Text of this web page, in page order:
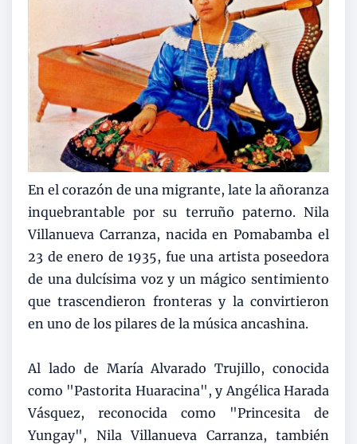
En el corazón de una migrante, late la añoranza
inquebrantable por su terruño paterno. Nila
Villanueva Carranza, nacida en Pomabamba el
23 de enero de 1935, fue una artista poseedora
de una dulcísima voz y un mágico sentimiento
que trascendieron fronteras y la convirtieron
en uno de los pilares de la música ancashina.
Al lado de María Alvarado Trujillo, conocida
como "Pastorita Huaracina", y Angélica Harada
Vásquez, reconocida como "Princesita de
Yungay", Nila Villanueva Carranza, también